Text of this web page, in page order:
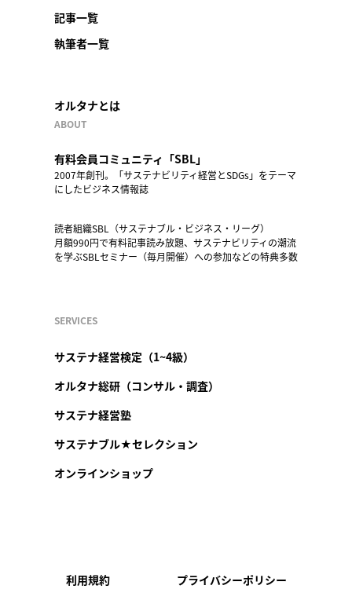
記事一覧
執筆者一覧
オルタナとは
ABOUT
有料会員コミュニティ「SBL」
2007年創刊。「サステナビリティ経営とSDGs」をテーマ
にしたビジネス情報誌
読者組織SBL（サステナブル・ビジネス・リーグ）
月額990円で有料記事読み放題、サステナビリティの潮流
を学ぶSBLセミナー（毎月開催）への参加などの特典多数
SERVICES
サステナ経営検定（1~4級）
オルタナ総研（コンサル・調査）
サステナ経営塾
サステナブル★セレクション
オンラインショップ
利用規約 プライバシーポリシー